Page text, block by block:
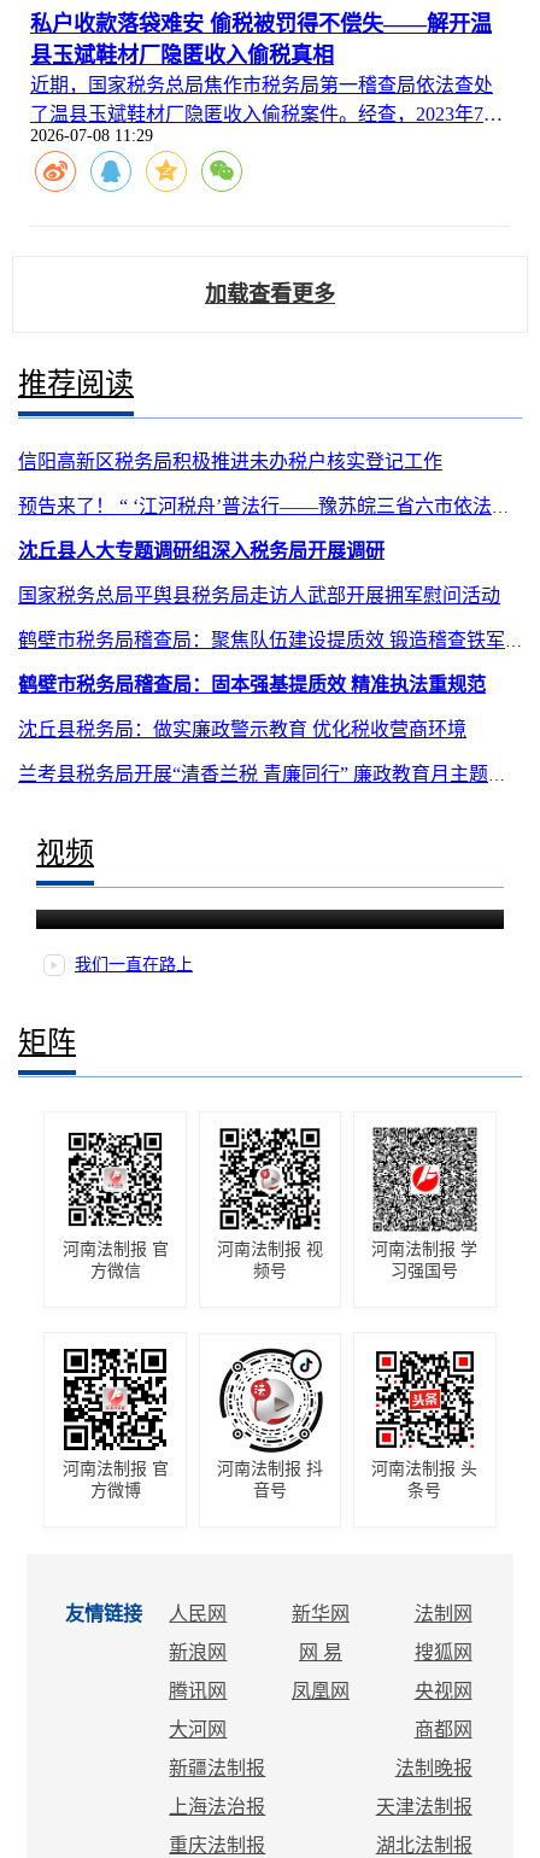
私户收款落袋难安 偷税被罚得不偿失——解开温
县玉斌鞋材厂隐匿收入偷税真相
近期，国家税务总局焦作市税务局第一稽查局依法查处
了温县玉斌鞋材厂隐匿收入偷税案件。经查，2023年7月
至2025年4月，温县玉斌鞋材厂通过法定代表人私人账户
收款的方式隐匿销售收入，少缴增值税等税费共计116.51
2026-07-08 11:29
加载查看更多
推荐阅读
信阳高新区税务局积极推进未办税户核实登记工作
沈丘县人大专题调研组深入税务局开展调研
国家税务总局平舆县税务局走访人武部开展拥军慰问活动
鹤壁市税务局稽查局：固本强基提质效 精准执法重规范
沈丘县税务局：做实廉政警示教育 优化税收营商环境
视频
我们一直在路上
矩阵
河南法制报 官
方微信
河南法制报 视
频号
河南法制报 学
习强国号
河南法制报 官
方微博
河南法制报 抖
音号
河南法制报 头
条号
友情链接 人民网 新华网
法制网
新浪网
网 易
搜狐网
腾讯网
凤凰网
央视网
大河网
商都网
新疆法制报
法制晚报
上海法治报
天津法制报
重庆法制报
湖北法制报